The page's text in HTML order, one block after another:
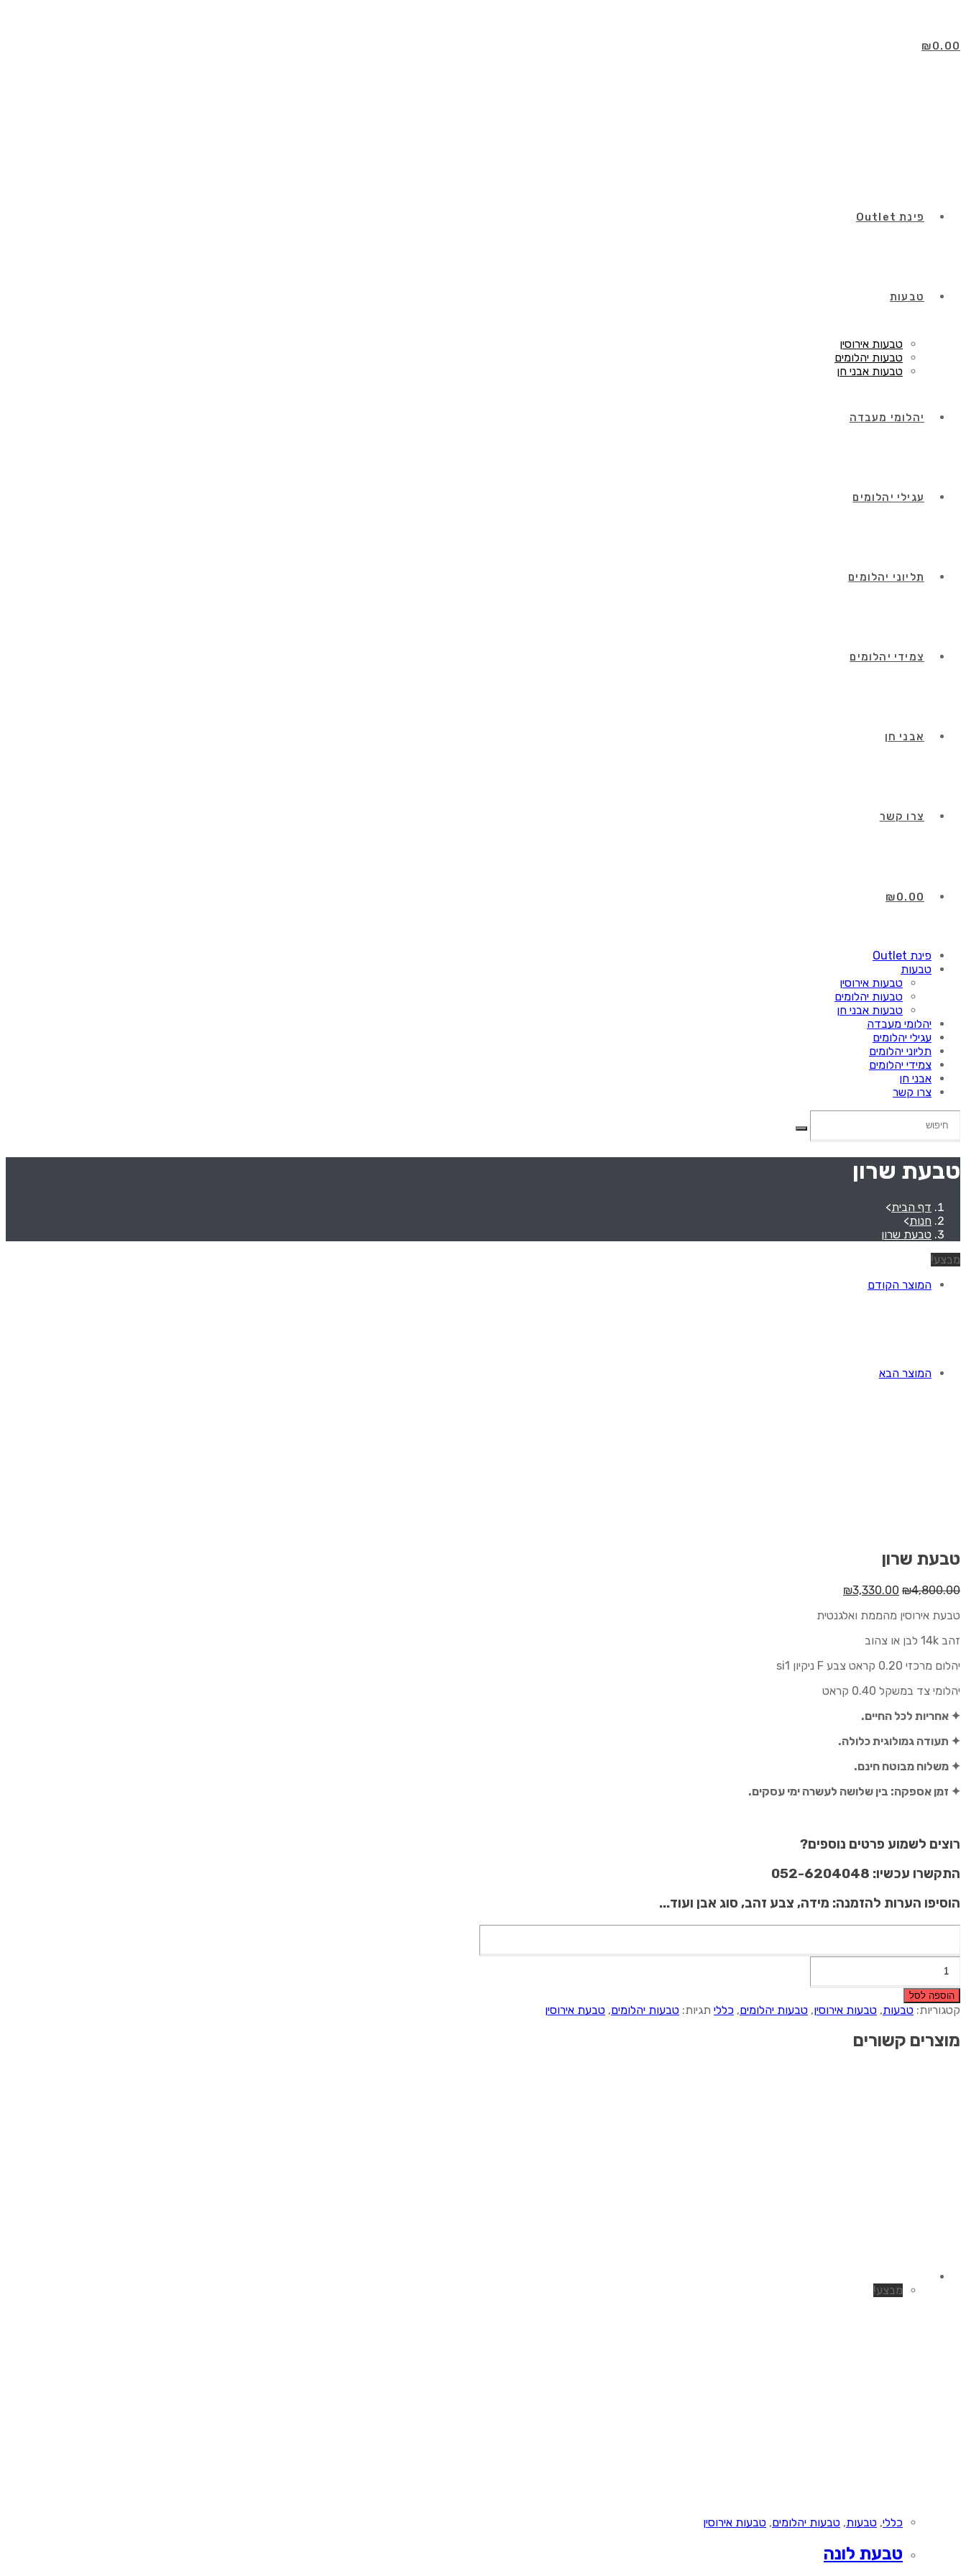
content
₪0.00
פינת Outlet
טבעות
טבעות אירוסין
טבעות יהלומים
טבעות אבני חן
יהלומי מעבדה
עגילי יהלומים
תליוני יהלומים
צמידי יהלומים
אבני חן
צרו קשר
₪0.00
פינת Outlet
טבעות
טבעות אירוסין
טבעות יהלומים
טבעות אבני חן
יהלומי מעבדה
עגילי יהלומים
תליוני יהלומים
צמידי יהלומים
אבני חן
צרו קשר
טבעת שרון
דף הבית>
חנות>
טבעת שרון
מבצע!
המוצר הקודם
המוצר הבא
טבעת שרון
₪4,800.00
המחיר
היה:
₪3,330.00
הוא:
טבעת אירוסין מהממת ואלגנטית
זהב 14k לבן או צהוב
יהלום מרכזי 0.20 קראט צבע F ניקיון si1
יהלומי צד במשקל 0.40 קראט
✦ אחריות לכל החיים.
✦ תעודה גמולוגית כלולה.
✦ משלוח מבוטח חינם.
✦ זמן אספקה: בין שלושה לעשרה ימי עסקים.
רוצים לשמוע פרטים נוספים?
התקשרו עכשיו: 052-6204048
הוסיפו הערות להזמנה: מידה, צבע זהב, סוג אבן ועוד...
של
טבעת
שרון
הוספה לסל
קטגוריות: טבעות, טבעות אירוסין, טבעות יהלומים, כללי תגיות: טבעות יהלומים, טבעת אירוסין
מוצרים קשורים
מבצע!
כללי, טבעות, טבעות יהלומים, טבעות אירוסין
טבעת לונה